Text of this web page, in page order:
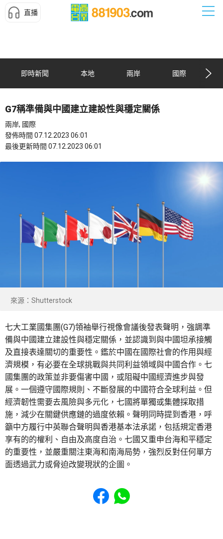
直播
即時新聞 本地 兩岸 國際
G7稱準備與中國建立建設性與穩定關係
兩岸, 國際
發佈時間 07.12.2023 06:01
最後更新時間 07.12.2023 06:01
來源：Shutterstock
七大工業國集團(G7)領袖舉行視像會議後發表聲明，強調準
備與中國建立建設性與穩定關係，並認識到與中國坦承接觸
及直接表達關切的重要性。鑑於中國在國際社會的作用與經
濟規模，有必要在全球挑戰與共同利益領域與中國合作。七
國集團的政策並非要傷害中國，或阻礙中國經濟進步與發
展。一個遵守國際規則、不斷發展的中國符合全球利益。但
經濟韌性需要去風險與多元化，七國將單獨或集體採取措
施，減少在關鍵供應鏈的過度依賴。聲明同時提到香港，呼
籲中方履行中英聯合聲明與香港基本法承諾，包括規定香港
享有的的權利、自由及高度自治。七國又重申台海和平穩定
的重要性，並嚴重關注東海和南海局勢，強烈反對任何單方
面透過武力或脅迫改變現狀的企圖。
Share to Facebook
Share to WhatsApp